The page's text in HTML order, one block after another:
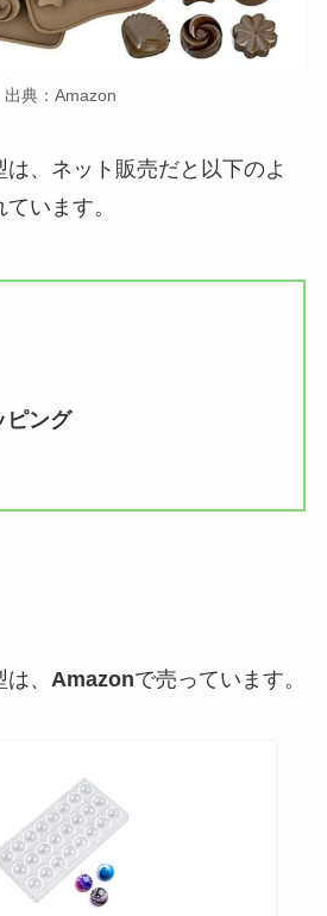
出典：Amazon
、ネット販売だと以下のよ
います。
ピング
、 Amazonで売っています。